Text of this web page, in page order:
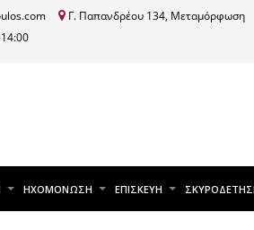
Γ. Παπανδρέου 134, Μεταμόρφωση
ΗΧΟΜΟΝΩΣΗ ΕΠΙΣΚΕΥΗ